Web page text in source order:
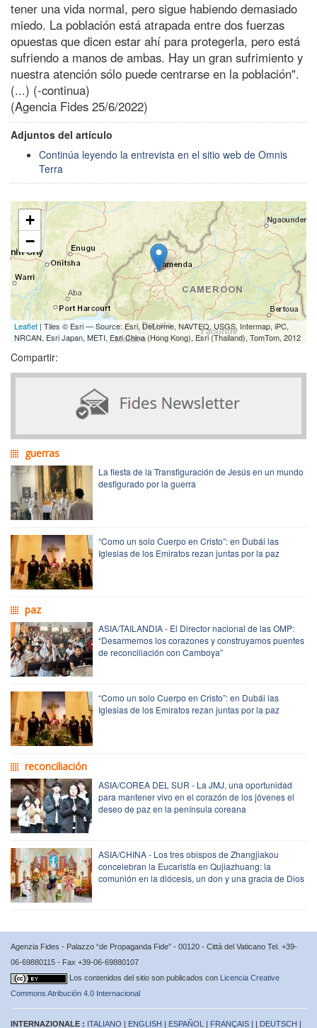
tener una vida normal, pero sigue habiendo demasiado
miedo. La población está atrapada entre dos fuerzas
opuestas que dicen estar ahí para protegerla, pero está
sufriendo a manos de ambas. Hay un gran sufrimiento y
nuestra atención sólo puede centrarse en la población".
(...) (-continua)
(Agencia Fides 25/6/2022)
Adjuntos del artículo
Continúa leyendo la entrevista en el sitio web de Omnis
Terra
+
−
Leaflet | Tiles © Esri — Source: Esri, DeLorme, NAVTEQ, USGS, Intermap, iPC,
NRCAN, Esri Japan, METI, Esri China (Hong Kong), Esri (Thailand), TomTom, 2012
Compartir:
guerras
La fiesta de la Transfiguración de Jesús en un mundo
desfigurado por la guerra
“Como un solo Cuerpo en Cristo”: en Dubái las
Iglesias de los Emiratos rezan juntas por la paz
paz
ASIA/TAILANDIA - El Director nacional de las OMP:
“Desarmemos los corazones y construyamos puentes
de reconciliación con Camboya”
“Como un solo Cuerpo en Cristo”: en Dubái las
Iglesias de los Emiratos rezan juntas por la paz
reconciliación
ASIA/COREA DEL SUR - La JMJ, una oportunidad
para mantener vivo en el corazón de los jóvenes el
deseo de paz en la península coreana
ASIA/CHINA - Los tres obispos de Zhangjiakou
concelebran la Eucaristía en Qujiazhuang: la
comunión en la diócesis, un don y una gracia de Dios
Agenzia Fides - Palazzo “de Propaganda Fide” - 00120 - Città del Vaticano Tel. +39-
06-69880115 - Fax +39-06-69880107
Los contenidos del sitio son publicados con Licencia Creative
Commons Atribución 4.0 Internacional
INTERNAZIONALE : ITALIANO | ENGLISH | ESPAÑOL | FRANÇAIS | | DEUTSCH |